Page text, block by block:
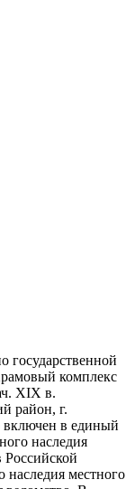
государственной
комплекс
XIX в.
район, г.
включен в единый
наследия
Российской
наследия местного